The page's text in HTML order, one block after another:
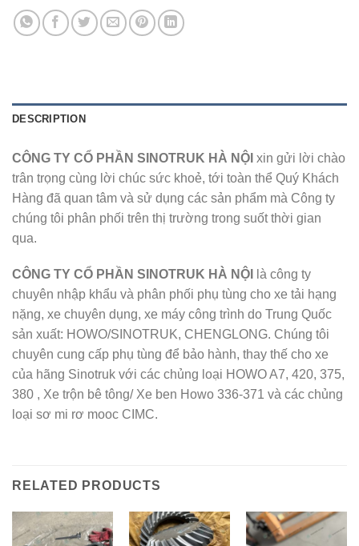
DESCRIPTION
CÔNG TY CỔ PHẦN SINOTRUK HÀ NỘI xin gửi lời chào
trân trọng cùng lời chúc sức khoẻ, tới toàn thể Quý Khách
Hàng đã quan tâm và sử dụng các sản phẩm mà Công ty
chúng tôi phân phối trên thị trường trong suốt thời gian
qua.
CÔNG TY CỔ PHẦN SINOTRUK HÀ NỘI
là công ty
chuyên nhập khẩu và phân phối phụ tùng cho xe tải hạng
nặng, xe chuyên dụng, xe máy công trình do Trung Quốc
sản xuất: HOWO/SINOTRUK, CHENGLONG. Chúng tôi
chuyên cung cấp phụ tùng để bảo hành, thay thế cho xe
của hãng Sinotruk với các chủng loại HOWO A7, 420, 375,
380 , Xe trộn bê tông/ Xe ben Howo 336-371 và các chủng
loại sơ mi rơ mooc CIMC.
RELATED PRODUCTS